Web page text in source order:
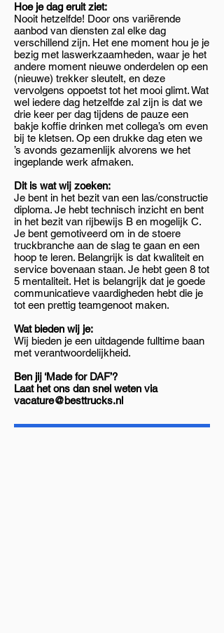
Hoe je dag eruit ziet:
Nooit hetzelfde! Door ons variërende
aanbod van diensten zal elke dag
verschillend zijn. Het ene moment hou je je
bezig met laswerkzaamheden, waar je het
andere moment nieuwe onderdelen op een
(nieuwe) trekker sleutelt, en deze
vervolgens oppoetst tot het mooi glimt. Wat
wel iedere dag hetzelfde zal zijn is dat we
drie keer per dag tijdens de pauze een
bakje koffie drinken met collega’s om even
bij te kletsen. Op een drukke dag eten we
’s avonds gezamenlijk alvorens we het
ingeplande werk afmaken.
Dit is wat wij zoeken:
Je bent in het bezit van een las/constructie
diploma. Je hebt technisch inzicht en bent
in het bezit van rijbewijs B en mogelijk C.
Je bent gemotiveerd om in de stoere
truckbranche aan de slag te gaan en een
hoop te leren. Belangrijk is dat kwaliteit en
service bovenaan staan. Je hebt geen 8 tot
5 mentaliteit. Het is belangrijk dat je goede
communicatieve vaardigheden hebt die je
tot een prettig teamgenoot maken.
Wat bieden wij je:
Wij bieden je een uitdagende fulltime baan
met verantwoordelijkheid.
Ben jij ‘Made for DAF’?
Laat het ons dan snel weten via
vacature@besttrucks.nl